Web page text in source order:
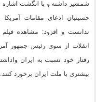
شمشیر داشته و با انگشت اشاره
حسینیان ادعای مقامات
ندانست و افزود: مشاهده
انقلاب از سوی رئیس جمهور
رفتار خود نسبت به ایران
بیشتری با ملت ایران برخورد کنند.